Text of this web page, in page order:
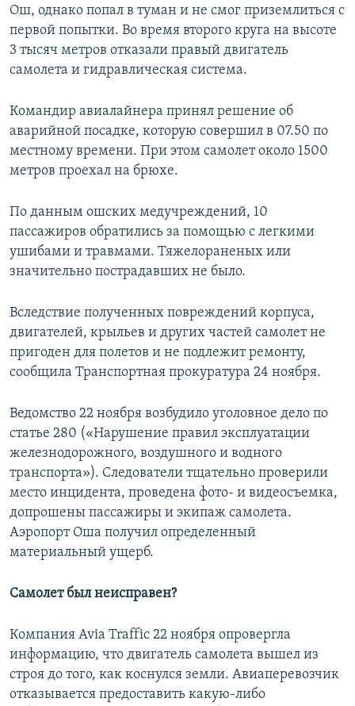
Ош, однако попал в туман и не смог приземлиться с
первой попытки. Во время второго круга на высоте
3 тысяч метров отказали правый двигатель
самолета и гидравлическая система.
Командир авиалайнера принял решение об
аварийной посадке, которую совершил в 07.50 по
местному времени. При этом самолет около 1500
метров проехал на брюхе.
По данным ошских медучреждений, 10
пассажиров обратились за помощью с легкими
ушибами и травмами. Тяжелораненых или
значительно пострадавших не было.
Вследствие полученных повреждений корпуса,
двигателей, крыльев и других частей самолет не
пригоден для полетов и не подлежит ремонту,
сообщила Транспортная прокуратура 24 ноября.
Ведомство 22 ноября возбудило уголовное дело по
статье 280 («Нарушение правил эксплуатации
железнодорожного, воздушного и водного
транспорта»). Следователи тщательно проверили
место инцидента, проведена фото- и видеосъемка,
допрошены пассажиры и экипаж самолета.
Аэропорт Оша получил определенный
материальный ущерб.
Самолет был неисправен?
Компания Avia Traffic 22 ноября опровергла
информацию, что двигатель самолета вышел из
строя до того, как коснулся земли. Авиаперевозчик
отказывается предоставить какую-либо